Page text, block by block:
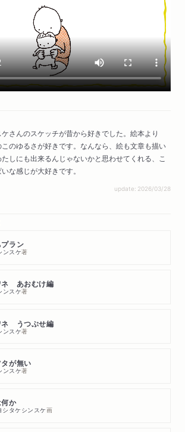
さんのスケッチが昔から好きでした。絵本より
のゆるさが好きです。なんなら、絵も文章も描い
しにも出来るんじゃないかと思わせてくれる、こ
な感じが大好きです。
update: 2026/03/28
ラン
ンスケ著
ネ あおむけ編
ンスケ著
ネ うつぶせ編
ンスケ著
が無い
ンスケ著
か
シタケシンスケ画